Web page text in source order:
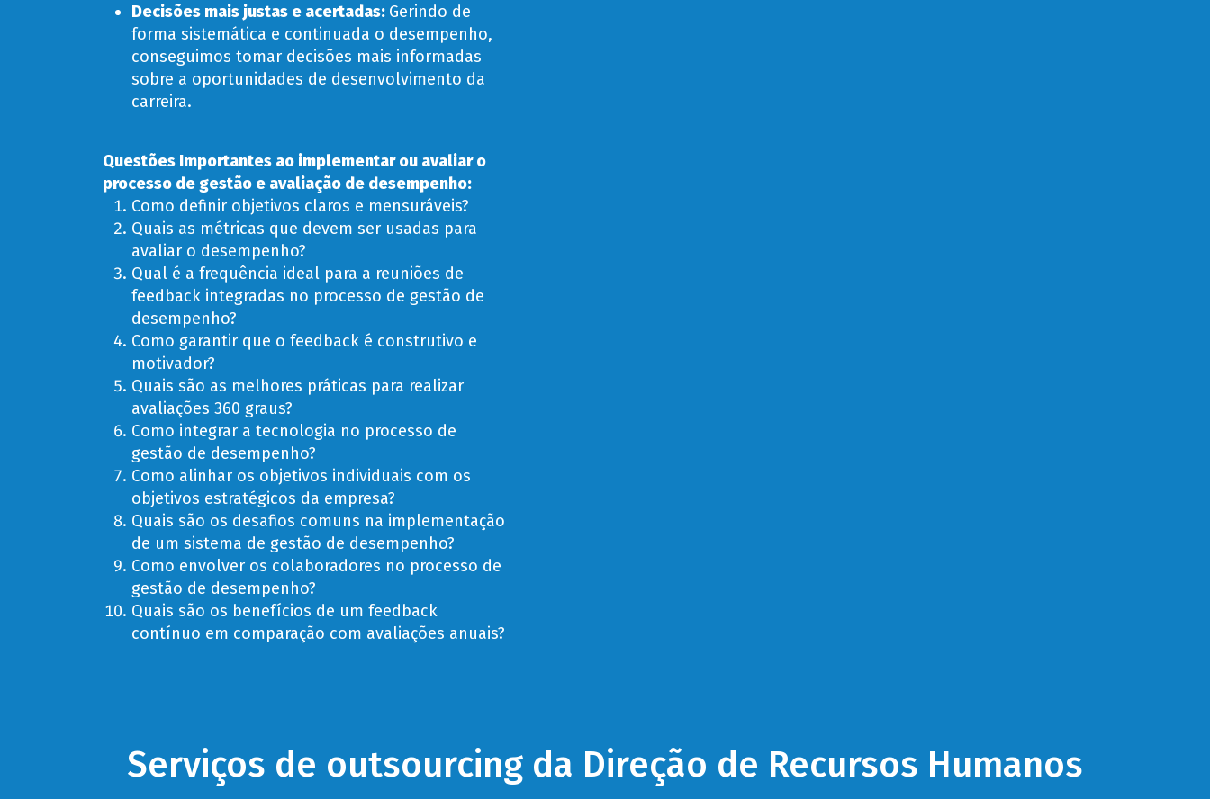
Decisões mais justas e acertadas: Gerindo de
forma sistemática e continuada o desempenho,
conseguimos tomar decisões mais informadas
sobre a oportunidades de desenvolvimento da
carreira.
Questões Importantes ao implementar ou avaliar o
processo de gestão e avaliação de desempenho:
Como definir objetivos claros e mensuráveis?
Quais as métricas que devem ser usadas para
avaliar o desempenho?
Qual é a frequência ideal para a reuniões de
feedback integradas no processo de gestão de
desempenho?
Como garantir que o feedback é construtivo e
motivador?
Quais são as melhores práticas para realizar
avaliações 360 graus?
Como integrar a tecnologia no processo de
gestão de desempenho?
Como alinhar os objetivos individuais com os
objetivos estratégicos da empresa?
Quais são os desafios comuns na implementação
de um sistema de gestão de desempenho?
Como envolver os colaboradores no processo de
gestão de desempenho?
Quais são os benefícios de um feedback
contínuo em comparação com avaliações anuais?
Serviços de outsourcing da Direção de Recursos Humanos